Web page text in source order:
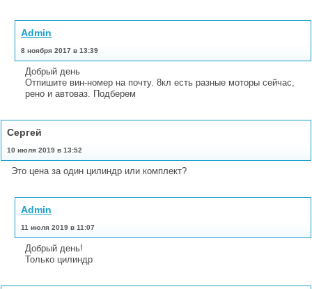
Admin
8 ноября 2017 в 13:39
Добрый день
Отпишите вин-номер на почту. 8кл есть разные моторы сейчас,
рено и автоваз. Подберем
Сергей
10 июля 2019 в 13:52
Это цена за один цилиндр или комплект?
Admin
11 июля 2019 в 11:07
Добрый день!
Только цилиндр